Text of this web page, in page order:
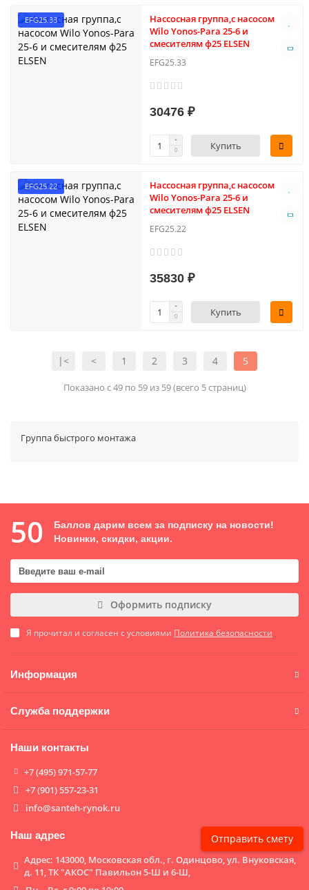
EFG25.33
Нассосная группа,с насосом
Wilo Yonos-Para 25-6 и
смесителям ф25 ELSEN
EFG25.33
30476 ₽
Купить
EFG25.22
Нассосная группа,с насосом
Wilo Yonos-Para 25-6 и
смесителям ф25 ELSEN
EFG25.22
35830 ₽
Купить
|< < 1 2 3 4 5
Показано с 49 по 59 из 59 (всего 5 страниц)
Группа быстрого монтажа
Отправить смету
50
Баллов дарим всем за подписку на новости!
Новинки, скидки, акции.
Оформить подписку
Я прочитал и согласен с условиями Политика безопасности
Информация
Служба поддержки
Наши контакты
+7 (495) 971-57-77
+7 (901) 557-23-31
info@santeh-rynok.ru
Наш адрес
Aдрес: 143000, Московская обл., г. Одинцово, ул. Внуковская,
д. 11, ТК "АКОС" Павильон 5-Ш и 6-Ш,